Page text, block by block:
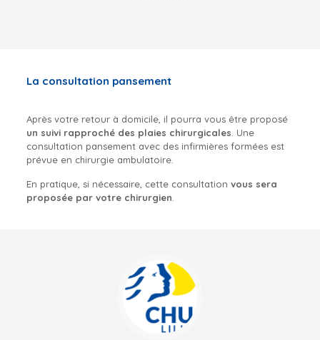
La consultation pansement
Après votre retour à domicile, il pourra vous être proposé
un suivi rapproché des plaies chirurgicales . Une
consultation pansement avec des infirmières formées est
prévue en chirurgie ambulatoire.
En pratique, si nécessaire, cette consultation vous sera
proposée par votre chirurgien